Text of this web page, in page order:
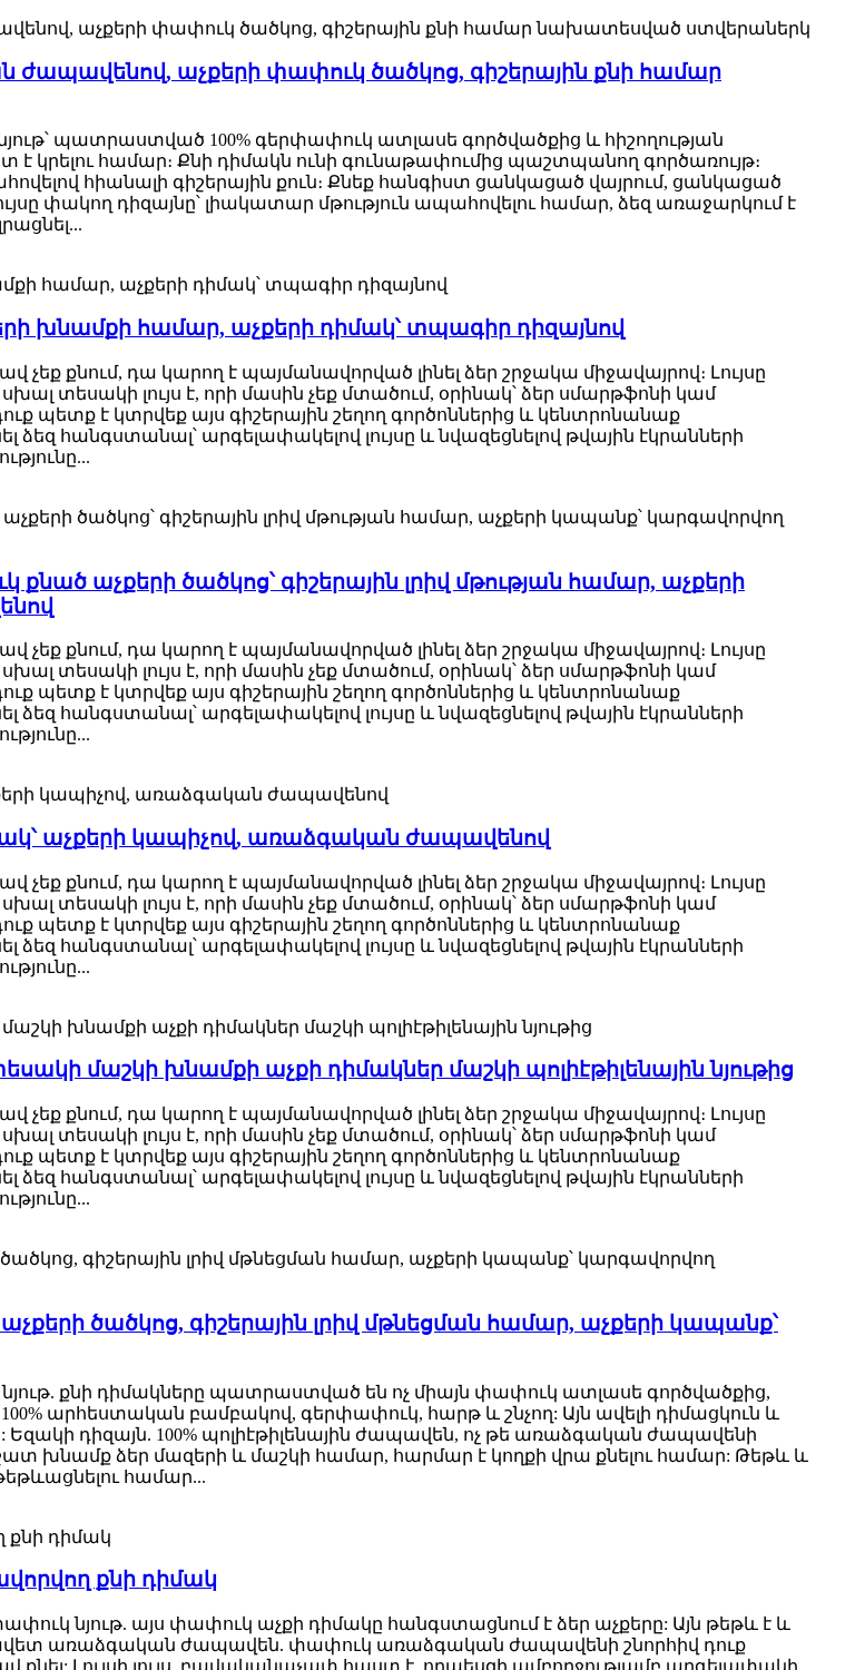
աչքերի փափուկ ծածկոց, գիշերային քնի համար
նյութ՝ պատրաստված 100% գերփափուկ ատլասե գործվածքից և հիշողության
է կրելու համար։ Քնի դիմակն ունի գունաթափումից պաշտպանող գործառույթ։
հիանալի գիշերային քուն։ Քնեք հանգիստ ցանկացած վայրում, ցանկացած
փակող դիզայնը՝ լիակատար մթություն ապահովելու համար, ձեզ առաջարկում է
խնամքի համար, աչքերի դիմակ՝ տպագիր դիզայնով
չեք քնում, դա կարող է պայմանավորված լինել ձեր շրջակա միջավայրով։ Լույսը
տեսակի լույս է, որի մասին չեք մտածում, օրինակ՝ ձեր սմարթֆոնի կամ
պետք է կտրվեք այս գիշերային շեղող գործոններից և կենտրոնանաք
հանգստանալ՝ արգելափակելով լույսը և նվազեցնելով թվային էկրանների
աչքերի ծածկոց՝ գիշերային լրիվ մթության համար, աչքերի
չեք քնում, դա կարող է պայմանավորված լինել ձեր շրջակա միջավայրով։ Լույսը
տեսակի լույս է, որի մասին չեք մտածում, օրինակ՝ ձեր սմարթֆոնի կամ
պետք է կտրվեք այս գիշերային շեղող գործոններից և կենտրոնանաք
հանգստանալ՝ արգելափակելով լույսը և նվազեցնելով թվային էկրանների
աչքերի կապիչով, առաձգական ժապավենով
չեք քնում, դա կարող է պայմանավորված լինել ձեր շրջակա միջավայրով։ Լույսը
տեսակի լույս է, որի մասին չեք մտածում, օրինակ՝ ձեր սմարթֆոնի կամ
պետք է կտրվեք այս գիշերային շեղող գործոններից և կենտրոնանաք
հանգստանալ՝ արգելափակելով լույսը և նվազեցնելով թվային էկրանների
մաշկի խնամքի աչքի դիմակներ մաշկի պոլիէթիլենային նյութից
չեք քնում, դա կարող է պայմանավորված լինել ձեր շրջակա միջավայրով։ Լույսը
տեսակի լույս է, որի մասին չեք մտածում, օրինակ՝ ձեր սմարթֆոնի կամ
պետք է կտրվեք այս գիշերային շեղող գործոններից և կենտրոնանաք
հանգստանալ՝ արգելափակելով լույսը և նվազեցնելով թվային էկրանների
ծածկոց, գիշերային լրիվ մթնեցման համար, աչքերի կապանք՝
նյութ. քնի դիմակները պատրաստված են ոչ միայն փափուկ ատլասե գործվածքից,
արհեստական ​​բամբակով, գերփափուկ, հարթ և շնչող: Այն ավելի դիմացկուն և
Եզակի դիզայն. 100% պոլիէթիլենային ժապավեն, ոչ թե առաձգական ժապավենի
խնամք ձեր մազերի և մաշկի համար, հարմար է կողքի վրա քնելու համար: Թեթև և
համար...
քնի դիմակ
նյութ. այս փափուկ աչքի դիմակը հանգստացնում է ձեր աչքերը: Այն թեթև է և
առաձգական ժապավեն. փափուկ առաձգական ժապավենի շնորհիվ դուք
քնել: Լույսի լույս. բավականաչափ հաստ է, որպեսզի ամբողջությամբ արգելափակի